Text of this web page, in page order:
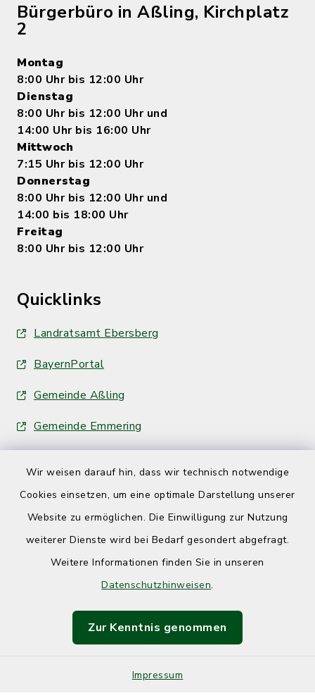
Wir weisen darauf hin, dass wir technisch notwendige
Cookies einsetzen, um eine optimale Darstellung unserer
Website zu ermöglichen. Die Einwilligung zur Nutzung
weiterer Dienste wird bei Bedarf gesondert abgefragt.
Weitere Informationen finden Sie in unseren
Datenschutzhinweisen.
Zur Kenntnis genommen
Impressum
Bürgerbüro in Aßling, Kirchplatz
2
Montag
8:00 Uhr bis 12:00 Uhr
Dienstag
8:00 Uhr bis 12:00 Uhr und
14:00 Uhr bis 16:00 Uhr
Mittwoch
7:15 Uhr bis 12:00 Uhr
Donnerstag
8:00 Uhr bis 12:00 Uhr und
14:00 bis 18:00 Uhr
Freitag
8:00 Uhr bis 12:00 Uhr
Quicklinks
Landratsamt Ebersberg
BayernPortal
Gemeinde Aßling
Gemeinde Emmering
Barrierefreiheit
Impressum
Sitemap